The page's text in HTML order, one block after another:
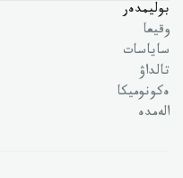
بوليمدەر
وقيعا
ساياسات
تالداۋ
ەكونوميكا
الەمدە